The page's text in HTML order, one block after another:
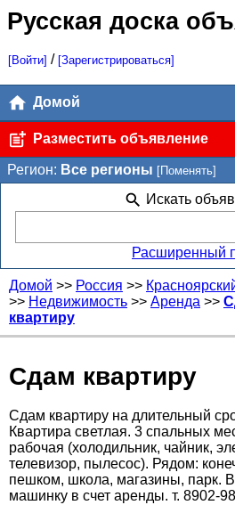
Русская доска
[Войти] / [Зарегистрироваться]
Домой
Разместить объявление
Регион: Все регионы [Поменять]
Искать
Расширенный
Домой >> Россия >>
>> Недвижимость >> Аренда >>
квартиру
Сдам квартиру
Сдам квартиру на длительный
Квартира светлая. 3 спальных
рабочая (холодильник, чайник,
телевизор, пылесос). Рядом:
пешком, школа, магазины, парк.
машинку в счет аренды. т. 8902-